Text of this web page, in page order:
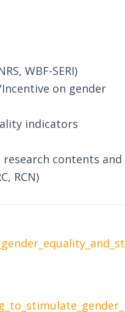
WBF-SERI)
on gender
indicators
contents and
RCN)